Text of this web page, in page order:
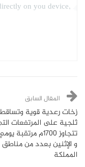
on you device,
المقال السابق
زخات رعدية قوية
ثلجية على المرتفعات
تتجاوز 1700م مرتقبة
و الإثنين بعدد من مناطق
المملكة